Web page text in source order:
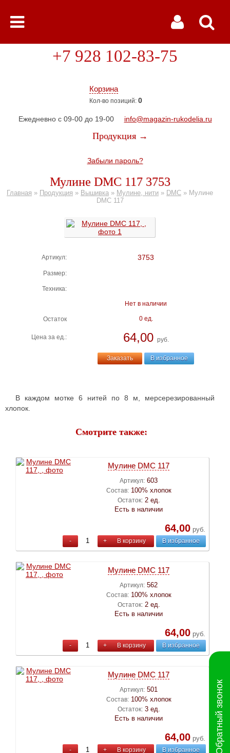
Корзина
Кол-во позиций: 0
+7 928 102-83-75
Ежедневно с 09-00 до 19-00 info@magazin-rukodelia.ru
Продукция →
Забыли пароль?
Мулине DMC 117 3753
Главная » Продукция » Вышивка » Мулине, нити » DMC » Мулине
DMC 117
Артикул: 3753
Размер:
Техника:
Нет в наличии
Остаток 0 ед.
Цена за ед.: 64,00 руб.
Заказать В избранное
В каждом мотке 6 нитей по 8 м, мерсерезированный
хлопок.
Смотрите также:
Мулине DMC 117
Артикул: 603
Состав: 100% хлопок
Остаток: 2 ед.
Есть в наличии
64,00руб.
- + В корзину В избранное
Мулине DMC 117
Артикул: 562
Состав: 100% хлопок
Остаток: 2 ед.
Есть в наличии
64,00руб.
- + В корзину В избранное
Мулине DMC 117
Артикул: 501
Состав: 100% хлопок
Остаток: 3 ед.
Есть в наличии
64,00руб.
- + В корзину В избранное Обратный звонок